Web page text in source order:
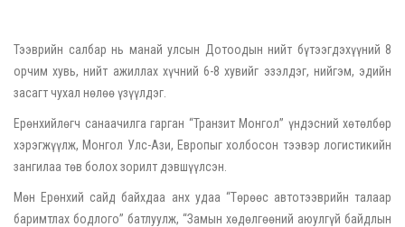
Тээврийн салбар нь манай улсын Дотоодын нийт бүтээгдэхүүний 8
орчим хувь, нийт ажиллах хүчний 6-8 хувийг эзэлдэг, нийгэм, эдийн
засагт чухал нөлөө үзүүлдэг.
Ерөнхийлөгч санаачилга гарган “Транзит Монгол” үндэсний хөтөлбөр
хэрэгжүүлж, Монгол Улс-Ази, Европыг холбосон тээвэр логистикийн
зангилаа төв болох зорилт дэвшүүлсэн.
Мөн Ерөнхий сайд байхдаа анх удаа “Төрөөс автотээврийн талаар
баримтлах бодлого” батлуулж, “Замын хөдөлгөөний аюулгүй байдлын